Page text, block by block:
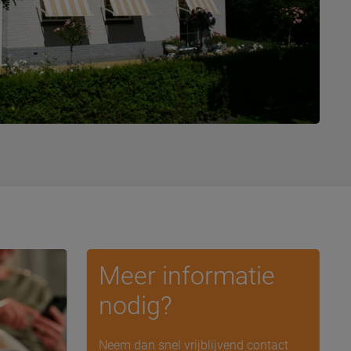
Meer informatie
nodig?
Neem dan snel vrijblijvend contact